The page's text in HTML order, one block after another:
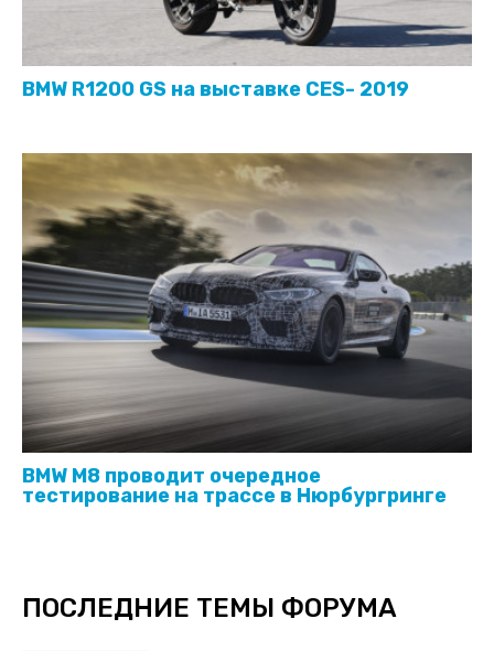
BMW R1200 GS на выставке CES- 2019
BMW M8 проводит очередное
тестирование на трассе в Нюрбургринге
ПОСЛЕДНИЕ ТЕМЫ ФОРУМА